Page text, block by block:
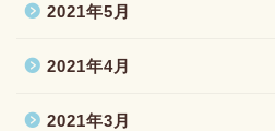
2021年5月
2021年4月
2021年3月